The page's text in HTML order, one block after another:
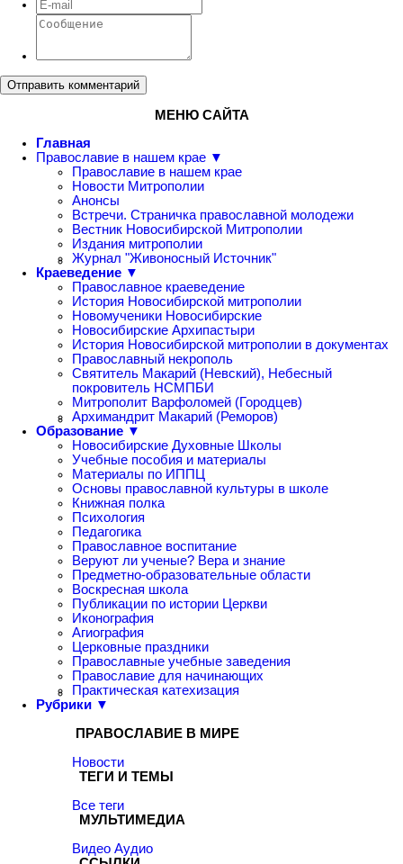
Отправить комментарий
МЕНЮ САЙТА
Главная
Православие в нашем крае ▼
Православие в нашем крае
Новости Митрополии
Анонсы
Встречи. Страничка православной молодежи
Вестник Новосибирской Митрополии
Издания митрополии
Журнал "Живоносный Источник"
Краеведение ▼
Православное краеведение
История Новосибирской митрополии
Новомученики Новосибирские
Новосибирские Архипастыри
История Новосибирской митрополии в документах
Православный некрополь
Святитель Макарий (Невский), Небесный
покровитель НСМПБИ
Митрополит Варфоломей (Городцев)
Архимандрит Макарий (Реморов)
Образование ▼
Новосибирские Духовные Школы
Учебные пособия и материалы
Материалы по ИППЦ
Основы православной культуры в школе
Книжная полка
Психология
Педагогика
Православное воспитание
Веруют ли ученые? Вера и знание
Предметно-образовательные области
Воскресная школа
Публикации по истории Церкви
Иконография
Агиография
Церковные праздники
Православные учебные заведения
Православие для начинающих
Практическая катехизация
Рубрики ▼
ПРАВОСЛАВИЕ В МИРЕ
Новости
ТЕГИ И ТЕМЫ
Все теги
МУЛЬТИМЕДИА
Видео Аудио